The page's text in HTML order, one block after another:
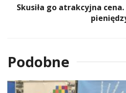
Skusiła go atrakcyjna
Podobne